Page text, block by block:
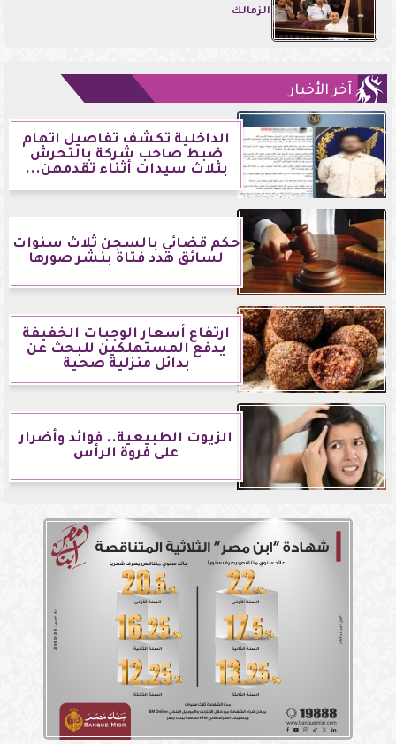
الزمالك
آخر الأخبار
الداخلية تكشف تفاصيل اتهام
ضبط صاحب شركة بالتحرش
بثلاث سيدات أثناء تقدمهن...
حكم قضائي بالسجن ثلاث سنوات
لسائق هدد فتاة بنشر صورها
ارتفاع أسعار الوجبات الخفيفة
يدفع المستهلكين للبحث عن
بدائل منزلية صحية
الزيوت الطبيعية.. فوائد وأضرار
على فروة الرأس